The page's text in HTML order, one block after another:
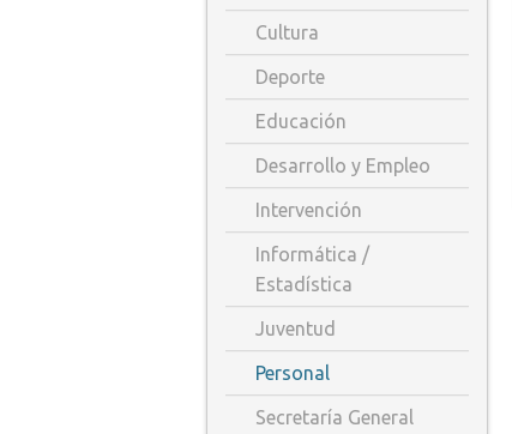
Cultura
Deporte
Educación
Desarrollo y Empleo
Intervención
Informática /
Estadística
Juventud
Personal
Secretaría General